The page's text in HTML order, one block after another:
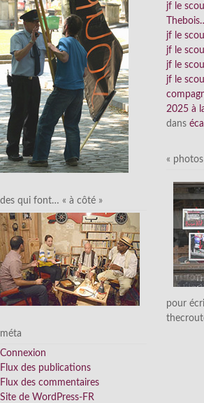
des qui font… « à côté »
méta
Connexion
Flux des publications
Flux des commentaires
Site de WordPress-FR
jf le
jf le
jf le
jf le
jf le
2025 à
dans
«
pour